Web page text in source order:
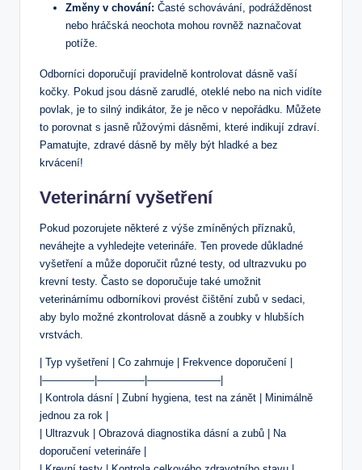
Změny v chování: Časté schovávání, podrážděnost
nebo hráčská neochota mohou rovněž naznačovat
potíže.
Odborníci doporučují pravidelně kontrolovat dásně vaší
kočky. Pokud jsou dásně zarudlé, oteklé nebo na nich vidíte
povlak, je to silný indikátor, že je něco v nepořádku. Můžete
to porovnat s jasně růžovými dásněmi, které indikují zdraví.
Pamatujte, zdravé dásně by měly být hladké a bez
krvácení!
Veterinární vyšetření
Pokud pozorujete některé z výše zmíněných příznaků,
neváhejte a vyhledejte veterináře. Ten provede důkladné
vyšetření a může doporučit různé testy, od ultrazvuku po
krevní testy. Často se doporučuje také umožnit
veterinárnímu odborníkovi provést čištění zubů v sedaci,
aby bylo možné zkontrolovat dásně a zoubky v hlubších
vrstvách.
| Typ vyšetření | Co zahrnuje | Frekvence doporučení |
|—————|————–|———————|
| Kontrola dásní | Zubní hygiena, test na zánět | Minimálně
jednou za rok |
| Ultrazvuk | Obrazová diagnostika dásní a zubů | Na
doporučení veterináře |